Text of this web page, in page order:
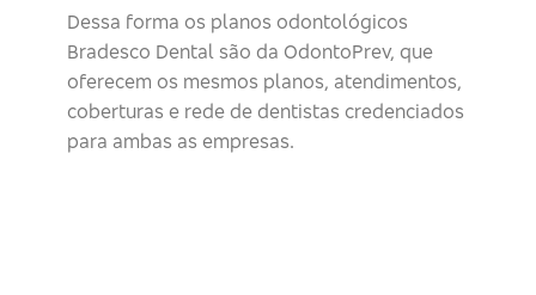
Dessa forma os planos odontológicos
Bradesco Dental são da OdontoPrev, que
oferecem os mesmos planos, atendimentos,
coberturas e rede de dentistas credenciados
para ambas as empresas.